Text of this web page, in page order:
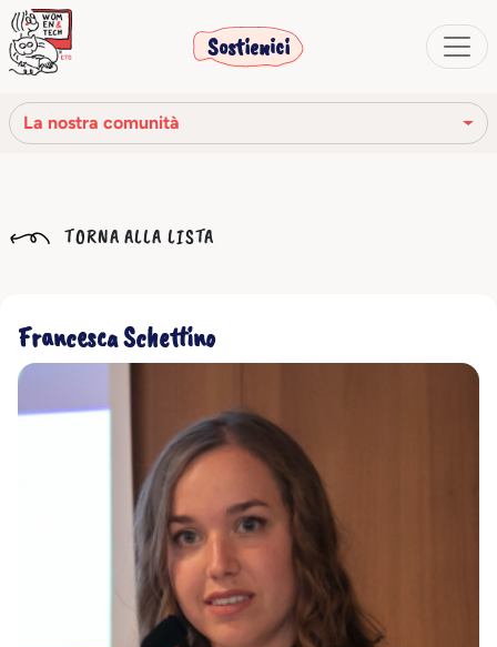
Sostienici
La nostra comunità
La nostra storia
Codice Etico
Il nostro network
La nostra comunità
TORNA ALLA LISTA
Francesca Schettino